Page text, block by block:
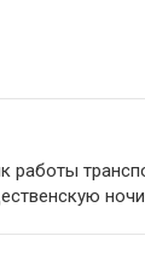
работы
ночи